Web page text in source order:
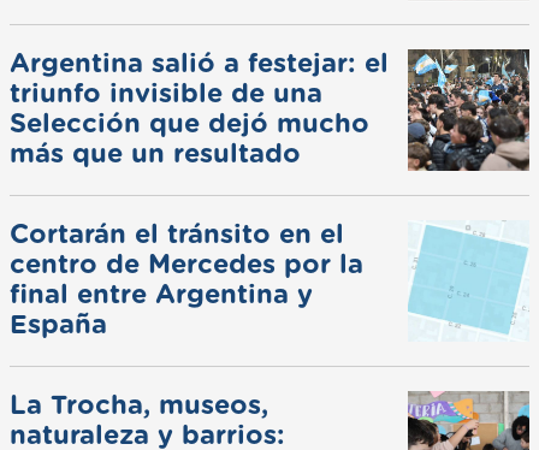
Argentina salió a festejar: el
triunfo invisible de una
Selección que dejó mucho
más que un resultado
Cortarán el tránsito en el
centro de Mercedes por la
final entre Argentina y
España
La Trocha, museos,
naturaleza y barrios: